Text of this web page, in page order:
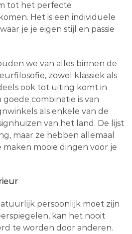
tot het perfecte
Het is een individuele
je je eigen stijl en passie
we van alles binnen de
zowel klassiek als
ook tot uiting komt in
goede combinatie is van
als enkele van de
van het land. De lijst
maar ze hebben allemaal
maken mooie dingen voor je
persoonlijk moet zijn
kan het nooit
te worden door anderen.